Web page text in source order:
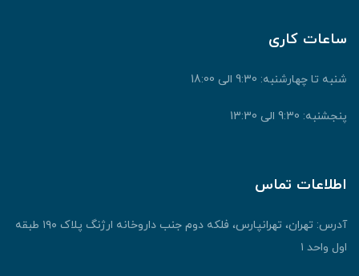
ساعات کاری
شنبه تا چهارشنبه: 9:30 الی 18:00
پنجشنبه: 9:30 الی 13:30
اطلاعات تماس
آدرس: تهران، تهرانپارس، فلکه دوم جنب داروخانه ارژنگ پلاک ۱۹۰ طبقه
اول واحد ۱